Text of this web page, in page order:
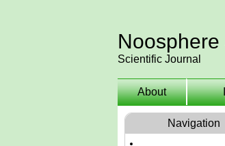
Noosphere
Scientific Journal
About
Navigation